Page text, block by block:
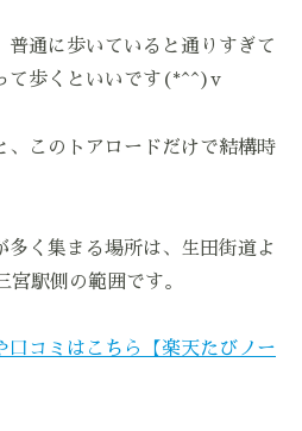
普通に歩いていると通りすぎて
て歩くといいです(*^^)v
、このトアロードだけで結構時
多く集まる場所は、生田街道よ
駅側の範囲です。
口コミはこちら【楽天たびノー